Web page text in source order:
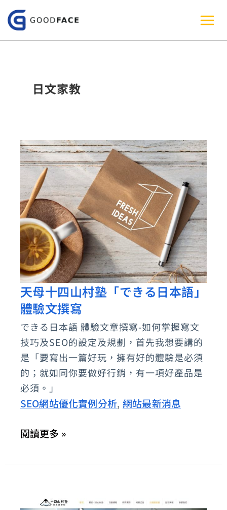
至
主
日文家教
天母十四山村塾「できる日本語」
體驗文撰寫
できる日本語 體驗文章撰寫-如何掌握寫文
技巧及SEO的設定及規劃，首先我想要講的
是「要寫出一篇好玩，擁有好的體驗是必須
的；就如同你要做好行銷，有一項好產品是
必須。」
SEO網站優化實例分析, 網站最新消息
天
母
十
四
山
村
塾
「で
る
本
閱讀更多 »